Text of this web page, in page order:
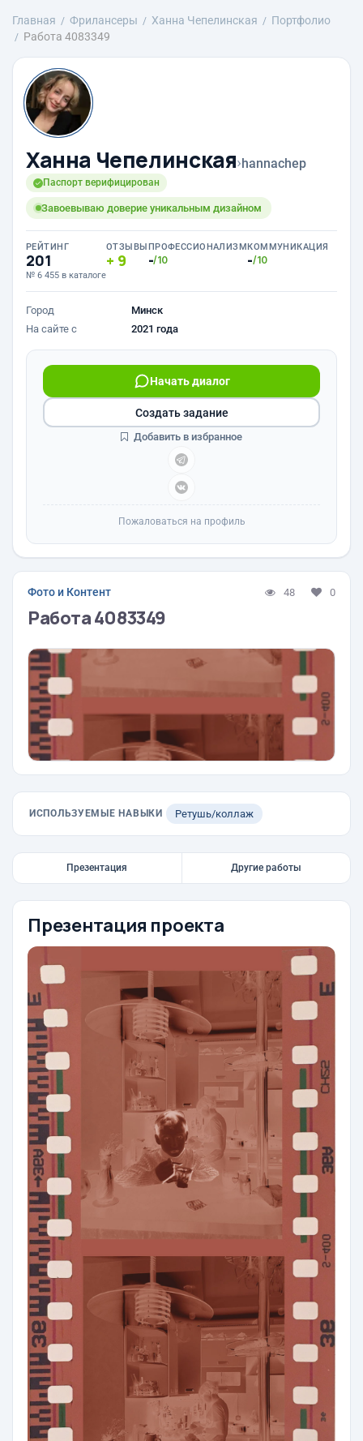
Главная Фрилансеры Ханна Чепелинская
Портфолио
Работа 4083349
Ханна Чепелинская›hannachep
Паспорт верифицирован
Завоевываю доверие уникальным дизайном
РЕЙТИНГ
201
№ 6 455 в каталоге
ОТЗЫВЫ
9
ПРОФЕССИОНАЛИЗМ
-/10
КОММУНИКАЦИЯ
-/10
Город
Минск
На сайте с
2021 года
Начать диалог
Создать задание
Добавить в избранное
Пожаловаться на профиль
Фото и Контент 48 0
Работа 4083349
ИСПОЛЬЗУЕМЫЕ НАВЫКИ Ретушь/коллаж
Презентация Другие работы
Презентация проекта